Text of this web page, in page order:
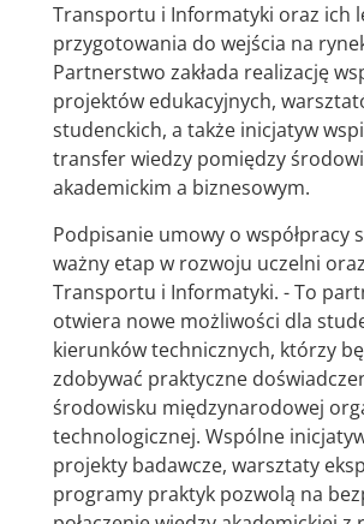
Transportu i Informatyki oraz ich
przygotowania do wejścia na
Partnerstwo zakłada realizację
projektów edukacyjnych,
studenckich, a także inicjatyw
transfer wiedzy pomiędzy
akademickim a biznesowym.
Podpisanie umowy o współpracy
ważny etap w rozwoju uczelni
Transportu i Informatyki. - To
otwiera nowe możliwości dla
kierunków technicznych, którzy
zdobywać praktyczne
środowisku międzynarodowej
technologicznej. Wspólne
projekty badawcze, warsztaty
programy praktyk pozwolą na